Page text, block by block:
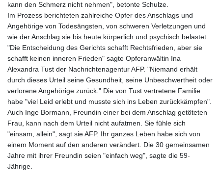
kann den Schmerz nicht nehmen", betonte Schulze.
Im Prozess berichteten zahlreiche Opfer des Anschlags und
Angehörige von Todesängsten, von schweren Verletzungen und
wie der Anschlag sie bis heute körperlich und psychisch belastet.
"Die Entscheidung des Gerichts schafft Rechtsfrieden, aber sie
schafft keinen inneren Frieden" sagte Opferanwältin Ina
Alexandra Tust der Nachrichtenagentur AFP. "Niemand erhält
durch dieses Urteil seine Gesundheit, seine Unbeschwertheit oder
verlorene Angehörige zurück." Die von Tust vertretene Familie
habe "viel Leid erlebt und musste sich ins Leben zurückkämpfen".
Auch Inge Bormann, Freundin einer bei dem Anschlag getöteten
Frau, kann nach dem Urteil nicht aufatmen. Sie fühle sich
"einsam, allein", sagt sie AFP. Ihr ganzes Leben habe sich von
einem Moment auf den anderen verändert. Die 30 gemeinsamen
Jahre mit ihrer Freundin seien "einfach weg", sagte die 59-
Jährige.